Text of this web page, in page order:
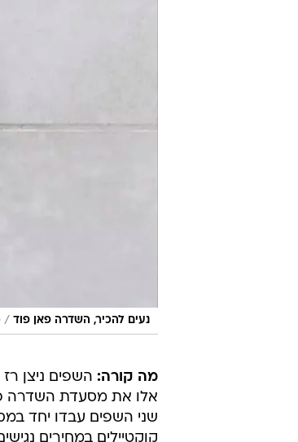
נעים להכיר, השדרה פאן פוד /
מה קורה: השפים ניצן
שני השפים עבדו יחד
קוקטיילים במחירים